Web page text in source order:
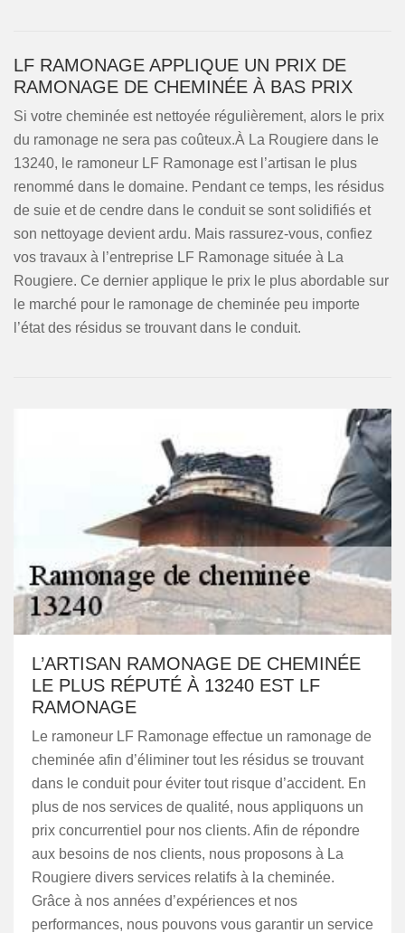
LF RAMONAGE APPLIQUE UN PRIX DE
RAMONAGE DE CHEMINÉE À BAS PRIX
Si votre cheminée est nettoyée régulièrement, alors le prix
du ramonage ne sera pas coûteux.À La Rougiere dans le
13240, le ramoneur LF Ramonage est l’artisan le plus
renommé dans le domaine. Pendant ce temps, les résidus
de suie et de cendre dans le conduit se sont solidifiés et
son nettoyage devient ardu. Mais rassurez-vous, confiez
vos travaux à l’entreprise LF Ramonage située à La
Rougiere. Ce dernier applique le prix le plus abordable sur
le marché pour le ramonage de cheminée peu importe
l’état des résidus se trouvant dans le conduit.
L’ARTISAN RAMONAGE DE CHEMINÉE
LE PLUS RÉPUTÉ À 13240 EST LF
RAMONAGE
Le ramoneur LF Ramonage effectue un ramonage de
cheminée afin d’éliminer tout les résidus se trouvant
dans le conduit pour éviter tout risque d’accident. En
plus de nos services de qualité, nous appliquons un
prix concurrentiel pour nos clients. Afin de répondre
aux besoins de nos clients, nous proposons à La
Rougiere divers services relatifs à la cheminée.
Grâce à nos années d’expériences et nos
performances, nous pouvons vous garantir un service